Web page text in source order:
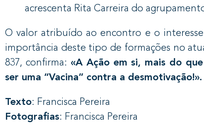
acrescenta Rita Carreira do
O valor atribuído ao encontro e o interesse
importância deste tipo de formações no
837, confirma: «A Ação em si, mais do
ser uma “Vacina” contra a desmotivação!».
Texto: Francisca Pereira
Fotografias: Francisca Pereira